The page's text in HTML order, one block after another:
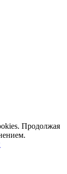
Продолжая